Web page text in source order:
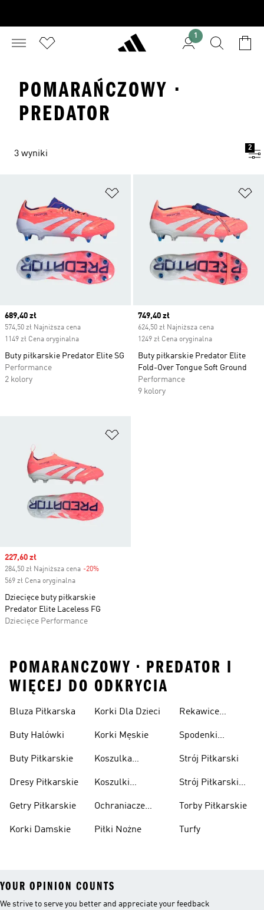
1
POMARAŃCZOWY ·
PREDATOR
3 wyniki
2
Current price
689,40 zł
574,50 zł Najniższa cena
1149 zł Cena oryginalna
Buty piłkarskie Predator Elite SG
Performance
2 kolory
Current price
749,40 zł
624,50 zł Najniższa cena
1249 zł Cena oryginalna
Buty piłkarskie Predator Elite
Fold-Over Tongue Soft Ground
Performance
9 kolory
Sale price
227,60 zł
284,50 zł Najniższa cena -20%
569 zł Cena oryginalna
Dziecięce buty piłkarskie
Predator Elite Laceless FG
Dziecięce Performance
POMARANCZOWY • PREDATOR I
WIĘCEJ DO ODKRYCIA
Bluza Piłkarska
Buty Halówki
Buty Piłkarskie
Dresy Piłkarskie
Getry Piłkarskie
Korki Damskie
Korki Dla Dzieci
Korki Męskie
Koszulka
Koszulki
Dzieci
Ochraniacze
Piłki Nożne
Rekawice
Spodenki
Strój Piłkarski
Strój Piłkarski
Torby Piłkarskie
Turfy
YOUR OPINION COUNTS
We strive to serve you better and appreciate your feedback